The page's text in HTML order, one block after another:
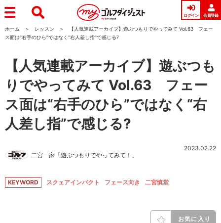
ログイン 会員登録
ホーム レッスン
【人気連載アーカイブ】遊ぶつもりでやってみて Vol.63 フェー
ス面は“右手のひら”ではなく“右人差し指”で感じる?
【人気連載アーカイブ】遊ぶつも
りでやってみて Vol.63 フェー
ス面は“右手のひら”ではなく“右
人差し指”で感じる?
二宮一家「遊ぶつもりでやってみて！」
2023.02.22
KEYWORD スクェアインパクト フェース向き 二宮慎堂
お気に入り